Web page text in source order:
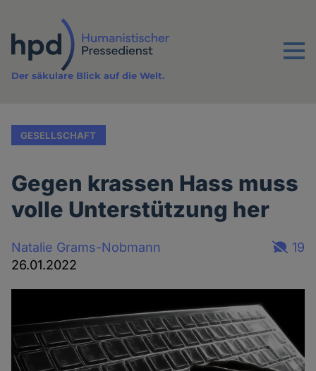
Inhalt
Menu
Der säkulare Blick auf die Welt.
GESELLSCHAFT
Gegen krassen Hass muss
volle Unterstützung her
Natalie Grams-Nobmann
26.01.2022
19